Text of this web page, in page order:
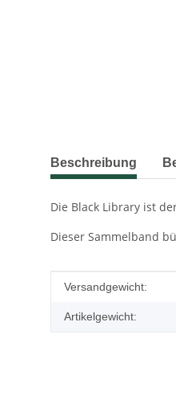
weitere Registerkarten
Beschreibung
Die Black Library ist
Dieser Sammelband
Produkteigenschaft
Wert
Versandgewicht:
Artikelgewicht: